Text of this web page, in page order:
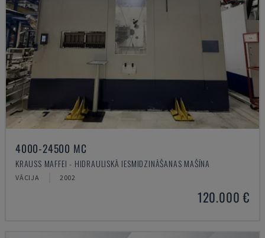
4000-24500 MC
KRAUSS MAFFEI - HIDRAULISKĀ IESMIDZINĀŠANAS MAŠĪNA
VĀCIJA 2002
120.000 €